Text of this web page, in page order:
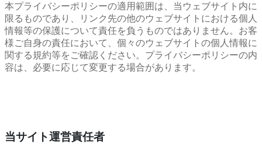
本プライバシーポリシーの適用範囲は、当ウェブサイト内に
限るものであり、リンク先の他のウェブサイトにおける個人
情報等の保護について責任を負うものではありません。お客
様ご自身の責任において、個々のウェブサイトの個人情報に
関する規約等をご確認ください。プライバシーポリシーの内
容は、必要に応じて変更する場合があります。
当サイト運営責任者